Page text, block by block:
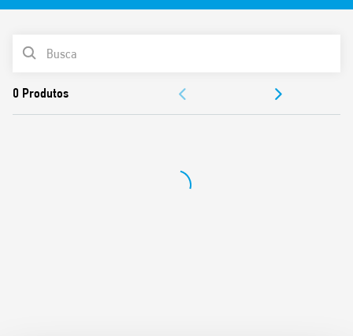
LISTA DE PRODUTOS
APROVAÇÕES